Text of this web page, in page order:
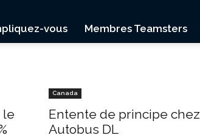
vous Membres Teamsters
le
Canada
Entente de principe chez
Autobus DL